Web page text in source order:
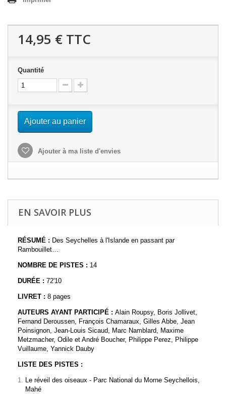
14,95 € TTC
Quantité
Ajouter au panier
Ajouter à ma liste d'envies
EN SAVOIR PLUS
RÉSUM É : Des Seychelles à l'Islande en passant par
Rambouillet…
NOMBRE DE PISTES : 14
DURÉE : 72'10
LIVRET : 8 pages
AUTEURS AYANT PARTICIPÉ : Alain Roupsy, Boris Jollivet,
Fernand Deroussen, François Chamaraux, Gilles Abbe, Jean
Poinsignon, Jean-Louis Sicaud, Marc Namblard, Maxime
Metzmacher, Odile et André Boucher, Philippe Perez, Philippe
Vuillaume, Yannick Dauby
LISTE DES PISTES :
Le réveil des oiseaux - Parc National du Morne Seychellois,
Mahé